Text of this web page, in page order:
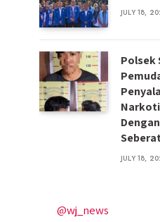
JULY 18,
Polsek
JULY 18,
@wj_news